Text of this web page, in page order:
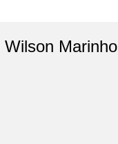
Wilson Marinho